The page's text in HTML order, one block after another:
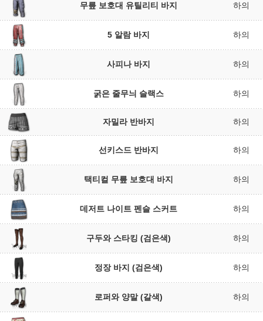
무릎 보호대 유틸리티 바지 하의
5 알람 바지 하의
사피나 바지 하의
굵은 줄무늬 슬랙스 하의
자밀라 반바지 하의
선키스드 반바지 하의
택티컬 무릎 보호대 바지 하의
데저트 나이트 펜슬 스커트 하의
구두와 스타킹 (검은색) 하의
정장 바지 (검은색) 하의
로퍼와 양말 (갈색) 하의